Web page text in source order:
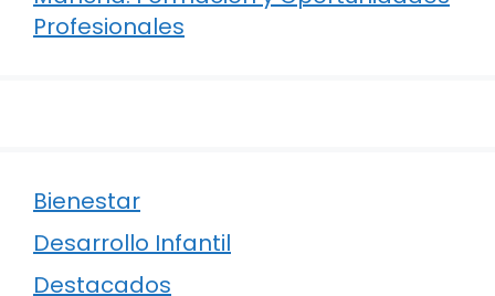
Profesionales
Bienestar
Desarrollo Infantil
Destacados